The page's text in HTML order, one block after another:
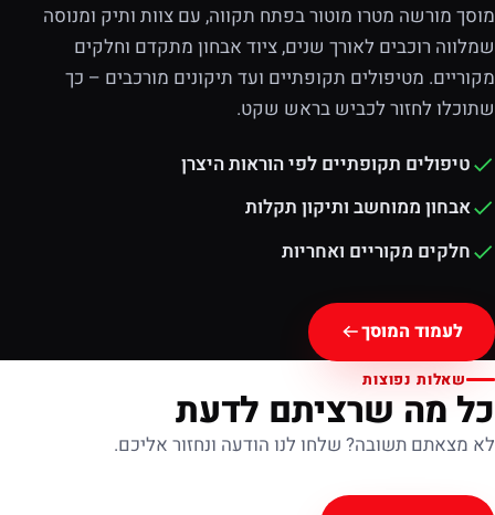
מוסך מורשה מטרו מוטור בפתח תקווה, עם צוות ותיק ומנוסה
שמלווה רוכבים לאורך שנים, ציוד אבחון מתקדם וחלקים
מקוריים. מטיפולים תקופתיים ועד תיקונים מורכבים – כך
שתוכלו לחזור לכביש בראש שקט.
טיפולים תקופתיים לפי הוראות היצרן
אבחון ממוחשב ותיקון תקלות
חלקים מקוריים ואחריות
לעמוד המוסך
שאלות נפוצות
כל מה שרציתם לדעת
לא מצאתם תשובה? שלחו לנו הודעה ונחזור אליכם.